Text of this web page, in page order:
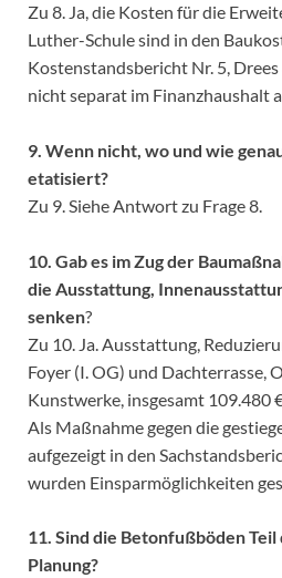
Zu 8. Ja, die Kosten für die
Luther-Schule sind in den
Kostenstandsbericht Nr. 5, Drees
nicht separat im Finanzhaushalt
9. Wenn nicht, wo und wie
etatisiert?
Zu 9. Siehe Antwort zu Frage 8.
10. Gab es im Zug der
die Ausstattung,
senken?
Zu 10. Ja. Ausstattung,
Foyer (I. OG) und Dachterrasse,
Kunstwerke, insgesamt 109.480
Als Maßnahme gegen die
aufgezeigt in den
wurden Einsparmöglichkeiten
11. Sind die Betonfußböden
Planung?